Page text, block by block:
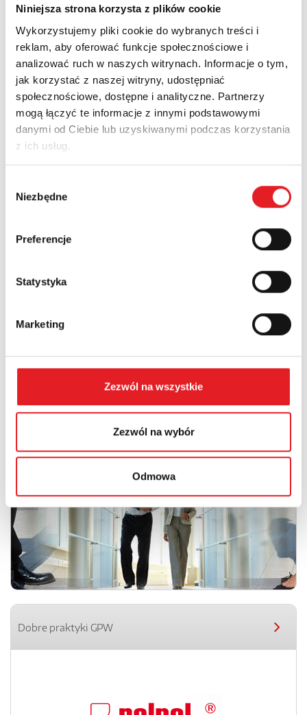
Niniejsza strona korzysta z plików cookie
Wykorzystujemy pliki cookie do wybranych treści i
reklam, aby oferować funkcje społecznościowe i
analizować ruch w naszych witrynach. Informacje o tym,
jak korzystać z naszej witryny, udostępniać
społecznościowe, dostępne i analityczne. Partnerzy
mogą łączyć te informacje z innymi podstawowymi
danymi od Ciebie lub uzyskiwanymi podczas korzystania
z ich usług.
zgody
Niezbędne
Preferencje
Statystyka
Marketing
Zezwól na wszystkie
Zezwól na wybór
Odmowa
Dywidenda
Historia operacji na akcjach
Udział kobiet i mężczyzn we władzach spółki
Dobre praktyki GPW